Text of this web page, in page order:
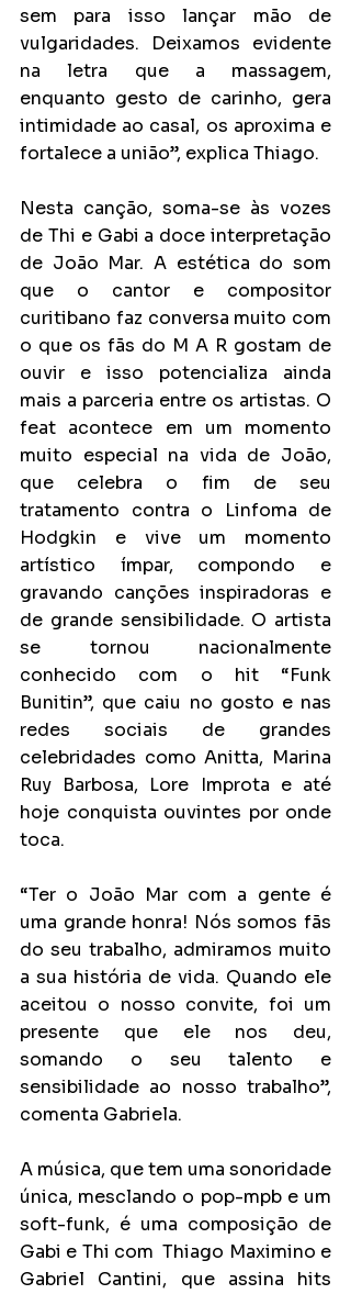
sem para isso lançar mão de
vulgaridades. Deixamos evidente
na letra que a massagem,
enquanto gesto de carinho, gera
intimidade ao casal, os aproxima e
fortalece a união”, explica Thiago.
Nesta canção, soma-se às vozes
de Thi e Gabi a doce interpretação
de João Mar. A estética do som
que o cantor e compositor
curitibano faz conversa muito com
o que os fãs do M A R gostam de
ouvir e isso potencializa ainda
mais a parceria entre os artistas. O
feat acontece em um momento
muito especial na vida de João,
que celebra o fim de seu
tratamento contra o Linfoma de
Hodgkin e vive um momento
artístico ímpar, compondo e
gravando canções inspiradoras e
de grande sensibilidade. O artista
se tornou nacionalmente
conhecido com o hit “Funk
Bunitin”, que caiu no gosto e nas
redes sociais de grandes
celebridades como Anitta, Marina
Ruy Barbosa, Lore Improta e até
hoje conquista ouvintes por onde
toca.
“Ter o João Mar com a gente é
uma grande honra! Nós somos fãs
do seu trabalho, admiramos muito
a sua história de vida. Quando ele
aceitou o nosso convite, foi um
presente que ele nos deu,
somando o seu talento e
sensibilidade ao nosso trabalho”,
comenta Gabriela.
A música, que tem uma sonoridade
única, mesclando o pop-mpb e um
soft-funk, é uma composição de
Gabi e Thi com  Thiago Maximino e
Gabriel Cantini, que assina hits